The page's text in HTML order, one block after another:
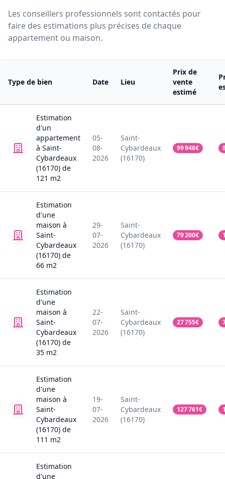
Les conseillers professionnels sont contactés pour
faire des estimations plus précises de chaque
appartement ou maison.
Type de bien Date Lieu
Prix de
vente
estimé
Estimation
d'un
appartement
à Saint-
Cybardeaux
(16170) de
121 m2
05-
08-
2026
Saint-
Cybardeaux
(16170)
99 946€
Estimation
d'une
maison à
Saint-
Cybardeaux
(16170) de
66 m2
29-
07-
2026
Saint-
Cybardeaux
(16170)
79 200€
Estimation
d'une
maison à
Saint-
Cybardeaux
(16170) de
35 m2
22-
07-
2026
Saint-
Cybardeaux
(16170)
27 755€
Estimation
d'une
maison à
Saint-
Cybardeaux
(16170) de
111 m2
19-
07-
2026
Saint-
Cybardeaux
(16170)
127 761€
Estimation
d'une